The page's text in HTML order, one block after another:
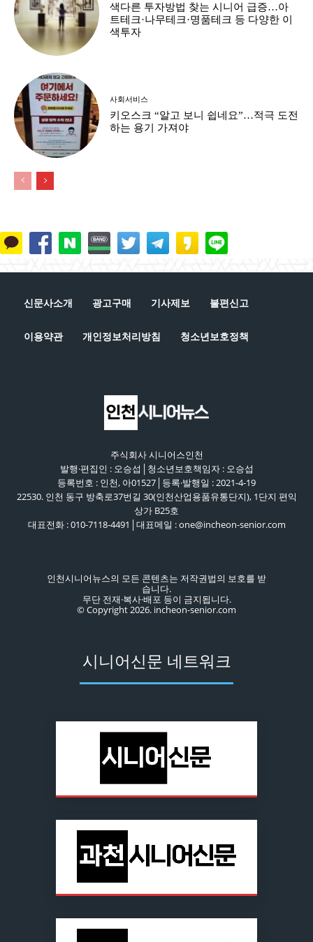
색다른 투자방법 찾는 시니어 급증…아
트테크·나무테크·명품테크 등 다양한 이
색투자
사회서비스
키오스크 “알고 보니 쉽네요”…적극 도전
하는 용기 가져야
신문사소개 광고구매 기사제보 불편신고
이용약관 개인정보처리방침 청소년보호정책
주식회사 시니어스인천
발행·편집인 : 오승섭│청소년보호책임자 : 오승섭
등록번호 : 인천, 아01527│등록·발행일 : 2021-4-19
22530. 인천 동구 방축로37번길 30(인천산업용품유통단지), 1단지 편익
상가 B25호
대표전화 : 010-7118-4491│대표메일 : one@incheon-senior.com
인천시니어뉴스의 모든 콘텐츠는 저작권법의 보호를 받
습니다.
무단 전재·복사·배포 등이 금지됩니다.
© Copyright 2026. incheon-senior.com
시니어신문 네트워크